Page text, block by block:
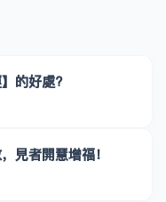
的好處?
見者開慧增福！